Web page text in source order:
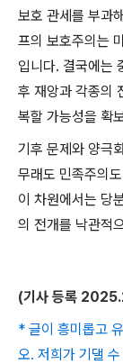
보호 관세를 부과
프의 보호주의는
입니다. 결국에는
후 재앙과 각종의
복할 가능성을 확
기후 문제와 양극
무래도 민족주의
이 차원에서는 당
의 전개를 낙관적
(기사 등록
* 글이 흥미롭고
오. 저희가 기댈